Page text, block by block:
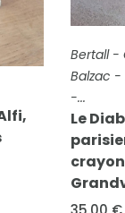
FICHE
Bertall -
Balzac -
-...
Le